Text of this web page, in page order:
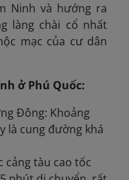
Ninh và hướng ra
làng chài cổ nhất
mạc của cư dân
ở Phú Quốc:
Đông: Khoảng
là cung đường khá
cảng tàu cao tốc